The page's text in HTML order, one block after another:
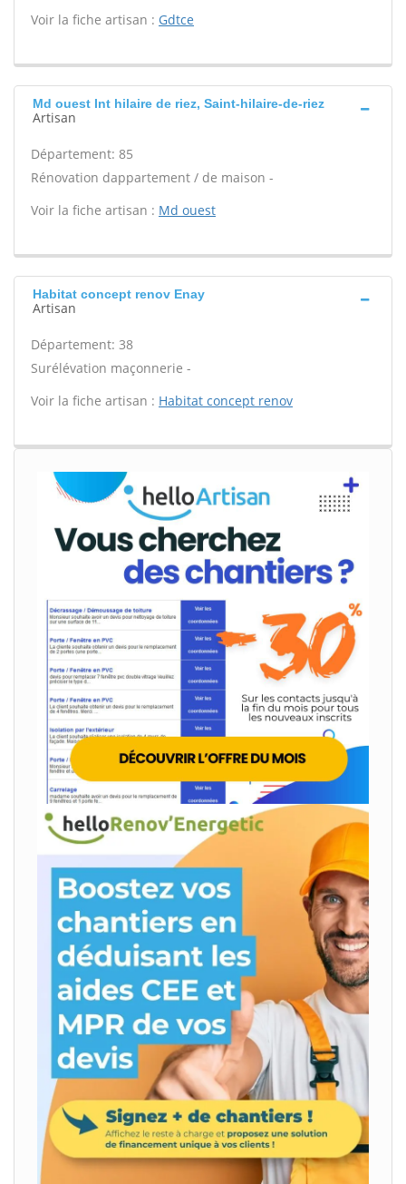
Voir la fiche artisan : Gdtce
Md ouest Int hilaire de riez, Saint-hilaire-de-riez
Artisan
Département: 85
Rénovation dappartement / de maison -
Voir la fiche artisan : Md ouest
Habitat concept renov Enay
Artisan
Département: 38
Surélévation maçonnerie -
Voir la fiche artisan : Habitat concept renov